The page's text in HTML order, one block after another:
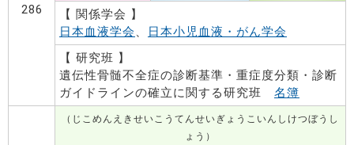
286
【 関係学会 】
日本血液学会 、
日本小児血液・がん学会
【 研究班 】
遺伝性骨髄不全症の診断基準・重症度分類・診断
ガイドラインの確立に関する研究班 名簿
（じこめんえきせいこうてんせいぎょうこいんしけつぼうし
ょう）